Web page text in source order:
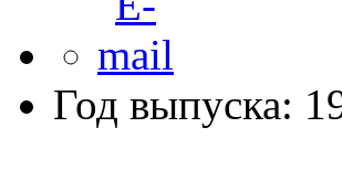
Год выпуска: